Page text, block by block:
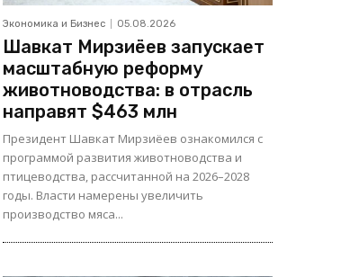
Экономика и Бизнес 05.08.2026
Шавкат Мирзиёев запускает
масштабную реформу
животноводства: в отрасль
направят $463 млн
Президент Шавкат Мирзиёев ознакомился с
программой развития животноводства и
птицеводства, рассчитанной на 2026–2028
годы. Власти намерены увеличить
производство мяса...